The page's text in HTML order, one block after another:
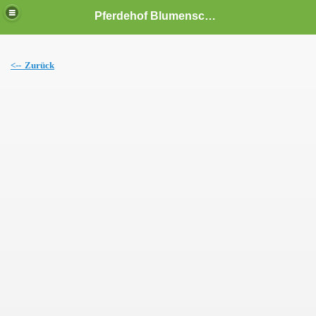
Pferdehof Blumenscheid
<-- Zurück